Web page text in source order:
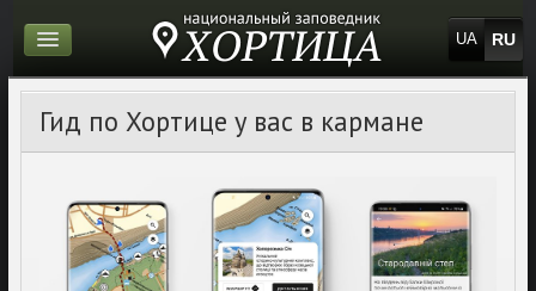
UA RU
Гид по Хортице у вас в кармане